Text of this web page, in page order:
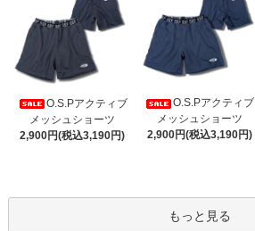
O.S.Pアクティブ
メッシュショーツ
2,900円(税込3,190円)
O.S.Pアクティブ
メッシュショーツ
2,900円(税込3,190円)
もっと見る